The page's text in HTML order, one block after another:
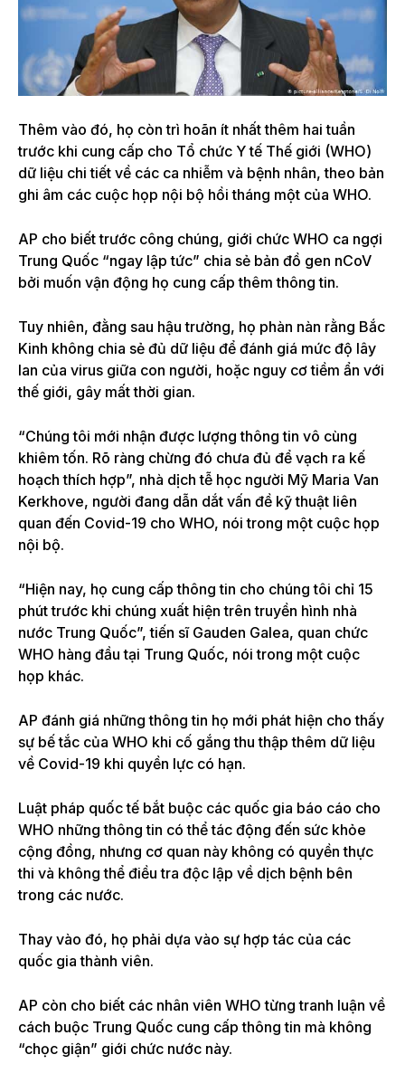
Thêm vào đó, họ còn trì hoãn ít nhất thêm hai tuần
trước khi cung cấp cho Tổ chức Y tế Thế giới (WHO)
dữ liệu chi tiết về các ca nhiễm và bệnh nhân, theo bản
ghi âm các cuộc họp nội bộ hồi tháng một của WHO.
AP cho biết trước công chúng, giới chức WHO ca ngợi
Trung Quốc “ngay lập tức” chia sẻ bản đồ gen nCoV
bởi muốn vận động họ cung cấp thêm thông tin.
Tuy nhiên, đằng sau hậu trường, họ phàn nàn rằng Bắc
Kinh không chia sẻ đủ dữ liệu để đánh giá mức độ lây
lan của virus giữa con người, hoặc nguy cơ tiềm ẩn với
thế giới, gây mất thời gian.
“Chúng tôi mới nhận được lượng thông tin vô cùng
khiêm tốn. Rõ ràng chừng đó chưa đủ để vạch ra kế
hoạch thích hợp”, nhà dịch tễ học người Mỹ Maria Van
Kerkhove, người đang dẫn dắt vấn đề kỹ thuật liên
quan đến Covid-19 cho WHO, nói trong một cuộc họp
nội bộ.
“Hiện nay, họ cung cấp thông tin cho chúng tôi chỉ 15
phút trước khi chúng xuất hiện trên truyền hình nhà
nước Trung Quốc”, tiến sĩ Gauden Galea, quan chức
WHO hàng đầu tại Trung Quốc, nói trong một cuộc
họp khác.
AP đánh giá những thông tin họ mới phát hiện cho thấy
sự bế tắc của WHO khi cố gắng thu thập thêm dữ liệu
về Covid-19 khi quyền lực có hạn.
Luật pháp quốc tế bắt buộc các quốc gia báo cáo cho
WHO những thông tin có thể tác động đến sức khỏe
cộng đồng, nhưng cơ quan này không có quyền thực
thi và không thể điều tra độc lập về dịch bệnh bên
trong các nước.
Thay vào đó, họ phải dựa vào sự hợp tác của các
quốc gia thành viên.
AP còn cho biết các nhân viên WHO từng tranh luận về
cách buộc Trung Quốc cung cấp thông tin mà không
“chọc giận” giới chức nước này.